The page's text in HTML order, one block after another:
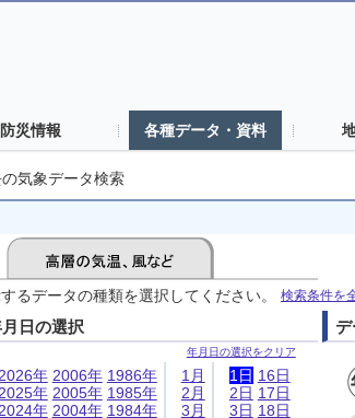
防災情報 各種データ・資料
気象データ検索
るデータの種類を選択してください。 検索条件を
日の選択
年月日の選択をクリア
2026年
2025年
2024年
2006年
2005年
2004年
1986年
1985年
1984年
1月
2月
3月
1日
2日
3日
16日
17日
18日